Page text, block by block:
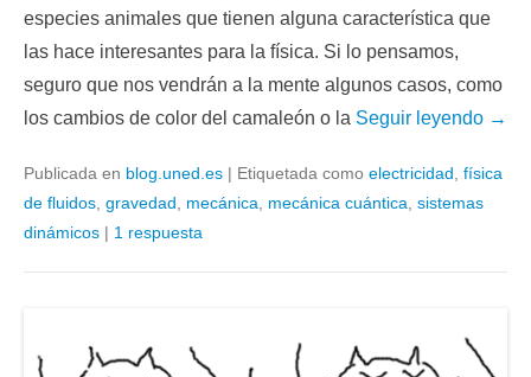
especies animales que tienen alguna característica que
las hace interesantes para la física. Si lo pensamos,
seguro que nos vendrán a la mente algunos casos, como
los cambios de color del camaleón o la Seguir leyendo →
Publicada en blog.uned.es | Etiquetada como electricidad, física
de fluidos, gravedad, mecánica, mecánica cuántica, sistemas
dinámicos | 1 respuesta